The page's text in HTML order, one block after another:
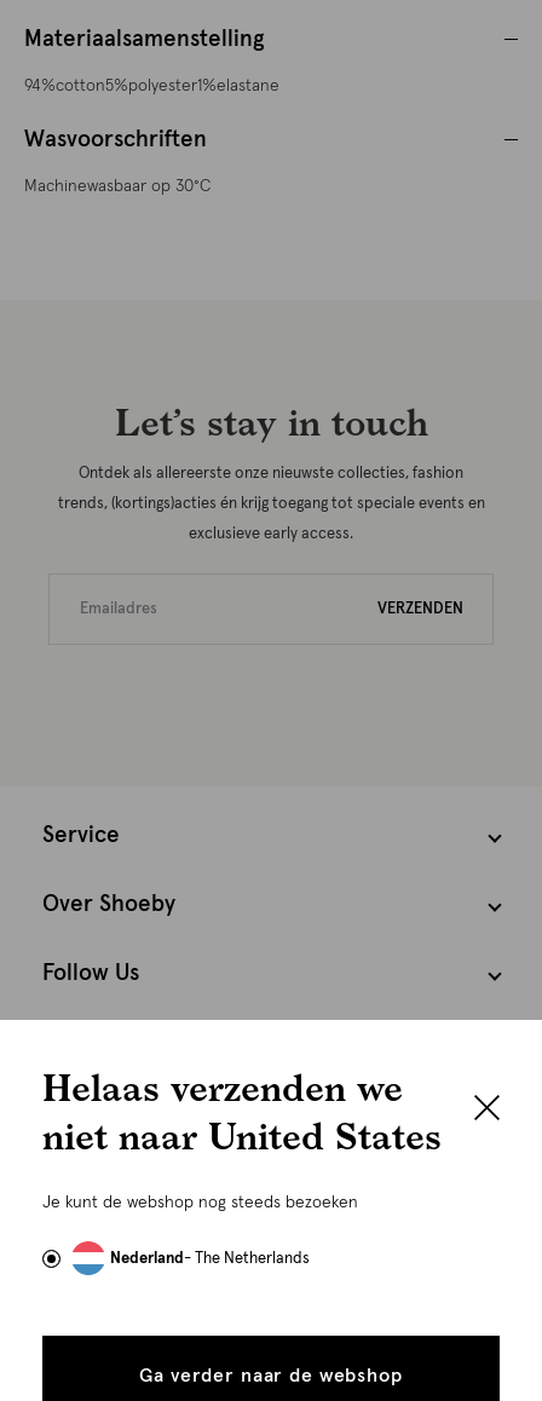
graag persoonlijk
gebruiken wij cookies en daarmee vergelijkbare
om advertenties te personaliseren...
tonen
toestaan
Materiaalsamenstelling
94%cotton5%polyester1%elastane
Wasvoorschriften
Machinewasbaar op 30°C
Let’s stay in touch
Ontdek als allereerste onze nieuwste collecties, fashion
trends, (kortings)acties én krijg toegang tot speciale events en
exclusieve early access.
VERZENDEN
Service
Over Shoeby
Follow Us
Nederland Nederlands
Helaas verzenden we
niet naar United States
Je kunt de webshop nog steeds bezoeken
Nederland- The Netherlands
Ga verder naar de webshop